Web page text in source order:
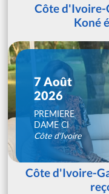
Côte d'Ivoire-
Koné
7 Août
2026
PREMIERE
DAME CI
Côte d'Ivoire
Côte d'Ivoire-